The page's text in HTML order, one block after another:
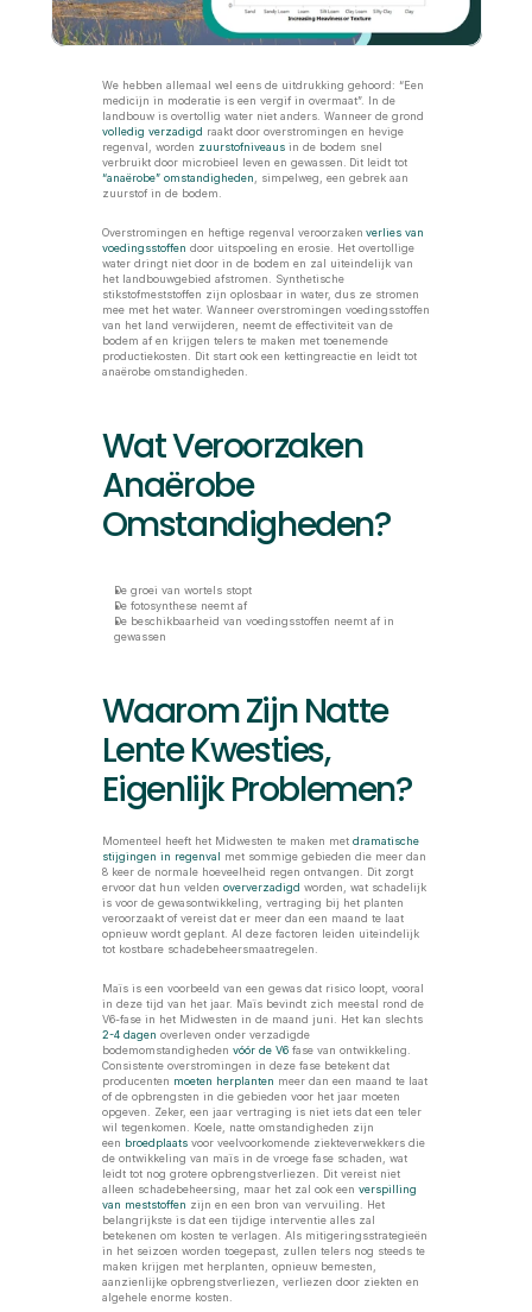
We hebben allemaal wel eens de uitdrukking gehoord: “Een
medicijn in moderatie is een vergif in overmaat”. In de
volledig verzadigd raakt door overstromingen en hevige
regenval, worden zuurstofniveaus in de bodem snel
verbruikt door microbieel leven en gewassen.
Dit leidt tot
“anaërobe” omstandigheden , simpelweg, een gebrek aan
zuurstof in de bodem.
Overstromingen en heftige regenval veroorzaken verlies van
voedingsstoffen door uitspoeling en erosie. Het overtollige
water dringt niet door in de bodem en zal uiteindelijk van
het landbouwgebied afstromen. Synthetische
stikstofmeststoffen zijn oplosbaar in water, dus ze stromen
mee met het water. Wanneer overstromingen voedingsstoffen
van het land verwijderen, neemt de effectiviteit van de
bodem af en krijgen telers te maken met toenemende
productiekosten. Dit start ook een kettingreactie en leidt tot
anaërobe omstandigheden.
Wat Veroorzaken
Anaërobe
Omstandigheden?
De groei van wortels stopt
De fotosynthese neemt af
De beschikbaarheid van voedingsstoffen neemt af in
gewassen
Waarom Zijn Natte
Lente Kwesties,
Eigenlijk Problemen?
Momenteel heeft het Midwesten te maken met dramatische
stijgingen in regenval met sommige gebieden die meer dan
8 keer de normale hoeveelheid regen ontvangen. Dit zorgt
ervoor dat hun velden oververzadigd worden, wat schadelijk
is voor de gewasontwikkeling, vertraging bij het planten
veroorzaakt of vereist dat er meer dan een maand te laat
opnieuw wordt geplant. Al deze factoren leiden uiteindelijk
tot kostbare schadebeheersmaatregelen.
Maïs is een voorbeeld van een gewas dat risico loopt, vooral
in deze tijd van het jaar. Maïs bevindt zich meestal rond de
V6-fase in het Midwesten in de maand juni. Het kan slechts
2-4 dagen overleven onder verzadigde
bodemomstandigheden vóór de V6 fase van ontwikkeling.
Consistente overstromingen in deze fase betekent dat
producenten moeten herplanten meer dan een maand te laat
of de opbrengsten in die gebieden voor het jaar moeten
opgeven. Zeker, een jaar vertraging is niet iets dat een teler
wil tegenkomen. Koele, natte omstandigheden zijn
een broedplaats voor veelvoorkomende ziekteverwekkers die
de ontwikkeling van maïs in de vroege fase schaden, wat
leidt tot nog grotere opbrengstverliezen. Dit vereist niet
alleen schadebeheersing, maar het zal ook een verspilling
van meststoffen zijn en een bron van vervuiling. Het
belangrijkste is dat een tijdige interventie alles zal
betekenen om kosten te verlagen. Als mitigeringsstrategieën
in het seizoen worden toegepast, zullen telers nog steeds te
maken krijgen met herplanten, opnieuw bemesten,
aanzienlijke opbrengstverliezen, verliezen door ziekten en
algehele enorme kosten.